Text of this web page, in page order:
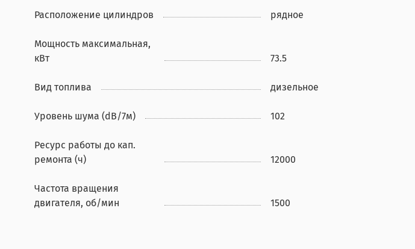
Расположение цилиндров рядное
Мощность максимальная,
кВт
73.5
Вид топлива дизельное
Уровень шума (dB/7м) 102
Ресурс работы до кап.
ремонта (ч)
12000
Частота вращения
двигателя, об/мин
1500